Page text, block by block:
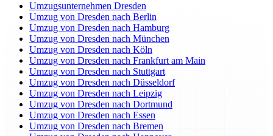
Umzugsunternehmen Dresden
Umzug von Dresden nach Berlin
Umzug von Dresden nach Hamburg
Umzug von Dresden nach München
Umzug von Dresden nach Köln
Umzug von Dresden nach Frankfurt am Main
Umzug von Dresden nach Stuttgart
Umzug von Dresden nach Düsseldorf
Umzug von Dresden nach Leipzig
Umzug von Dresden nach Dortmund
Umzug von Dresden nach Essen
Umzug von Dresden nach Bremen